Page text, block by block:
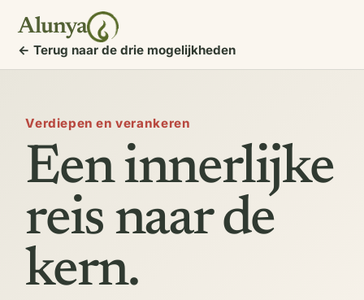
Alunya
← Terug naar de drie mogelijkheden
Verdiepen en verankeren
Een innerlijke
reis naar de
kern.